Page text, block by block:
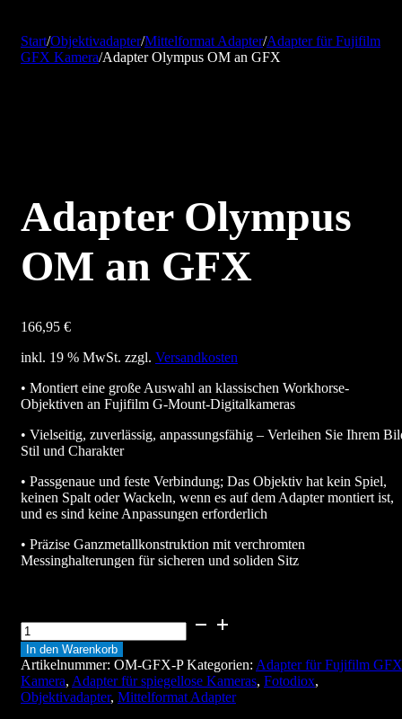
Start/Objektivadapter/Mittelformat Adapter/Adapter für Fujifilm
GFX Kamera/Adapter Olympus OM an GFX
Adapter Olympus
OM an GFX
166,95 €
inkl. 19 % MwSt. zzgl. Versandkosten
• Montiert eine große Auswahl an klassischen Workhorse-
Objektiven an Fujifilm G-Mount-Digitalkameras
• Vielseitig, zuverlässig, anpassungsfähig – Verleihen Sie Ihrem
Stil und Charakter
• Passgenaue und feste Verbindung; Das Objektiv hat kein Spiel,
keinen Spalt oder Wackeln, wenn es auf dem Adapter montiert ist,
und es sind keine Anpassungen erforderlich
• Präzise Ganzmetallkonstruktion mit verchromten
Messinghalterungen für sicheren und soliden Sitz
Adapter
Olympus
OM
an
GFX
Menge
In den Warenkorb
Artikelnummer: OM-GFX-P Kategorien: Adapter für Fujifilm GFX
Kamera, Adapter für spiegellose Kameras, Fotodiox,
Objektivadapter, Mittelformat Adapter